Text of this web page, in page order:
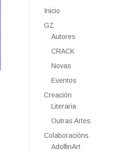
Inicio
GZ
Autores
CRACK
Novas
Eventos
Creación
Literaria
Outras Artes
Colaboracións
AdolfinArt